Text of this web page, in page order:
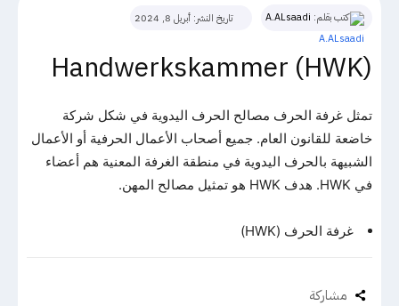
كتب بقلم: A.ALsaadi تاريخ النشر: أبريل 8, 2024
Handwerkskammer (HWK)
تمثل غرفة الحرف مصالح الحرف اليدوية في شكل شركة
خاضعة للقانون العام. جميع أصحاب الأعمال الحرفية أو الأعمال
الشبيهة بالحرف اليدوية في منطقة الغرفة المعنية هم أعضاء
في HWK. هدف HWK هو تمثيل مصالح المهن.
غرفة الحرف (HWK)
مشاركة